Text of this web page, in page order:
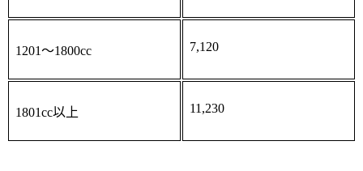
1201～1800cc 7,120
1801cc以上 11,230